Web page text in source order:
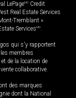
LePageMD Credit
Real Estate Services
Tremblant »
ServicesMD.
qui s'y rapportent
membres
de la location de
collaborative.
des marques
dont la National